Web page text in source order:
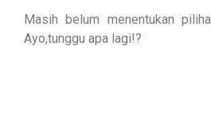
Masih belum menentukan
Ayo,tunggu apa lagi!?